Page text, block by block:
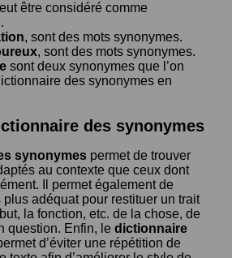
eut être considéré comme
.
, sont des mots synonymes.
, sont des mots synonymes.
sont deux synonymes que l’on
des synonymes en
des synonymes
synonymes permet de trouver
au contexte que ceux dont
Il permet également de
plus adéquat pour restituer un trait
la fonction, etc. de la chose, de
question. Enfin, le dictionnaire
d’éviter une répétition de